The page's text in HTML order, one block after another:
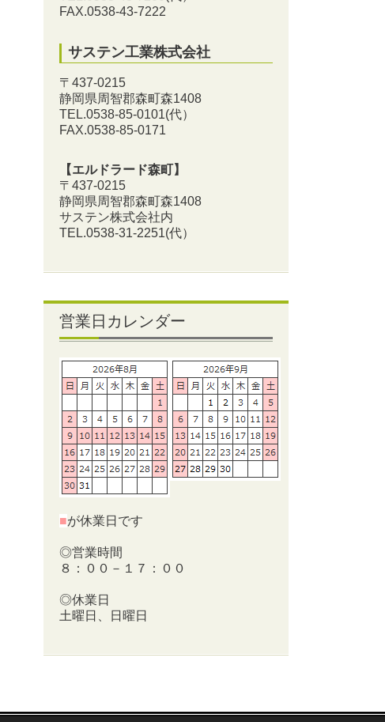
FAX.0538-43-7222
サステン工業株式会社
〒437-0215
静岡県周智郡森町森1408
TEL.0538-85-0101(代）
FAX.0538-85-0171
【エルドラード森町】
〒437-0215
静岡県周智郡森町森1408
サステン株式会社内
TEL.0538-31-2251(代）
営業日カレンダー
■が休業日です
◎営業時間
８：００－１７：００
◎休業日
土曜日、日曜日